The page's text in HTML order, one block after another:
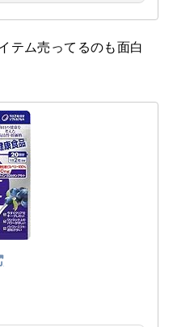
テム売ってるのも面白